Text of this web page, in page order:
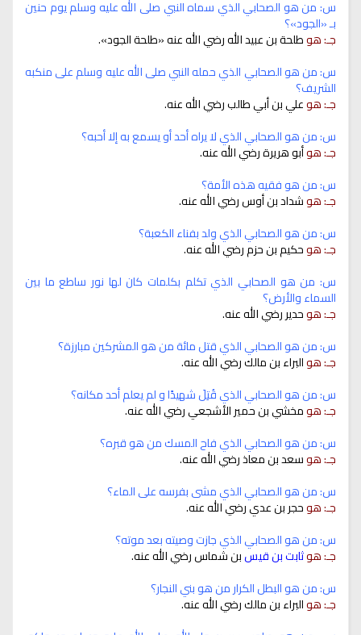
س: من هو الصحابي الذي سماه النبي صلى الله عليه وسلم يوم حنين
بـ «الجود»؟
جـ: هوطلحة بن عبيد الله رضي الله عنه «طلحة الجود».
س: من هو الصحابي الذي حمله النبي صلى الله عليه وسلم على منكبه
الشريف؟
جـ: هوعلي بن أبي طالب رضي الله عنه.
س: من هو الصحابي الذي لا يراه أحد أو يسمع به إلا أحبه؟
جـ: هوأبو هريرة رضي الله عنه.
س: من هو فقيه هذه الأمة؟
جـ: هوشداد بن أوس رضي الله عنه.
س: من هو الصحابي الذي ولد بفناء الكعبة؟
جـ: هوحكيم بن حزم رضي الله عنه.
س: من هو الصحابي الذي تكلم بكلمات كان لها نور ساطع ما بين
السماء والأرض؟
جـ: هوحدير رضي الله عنه.
س: من هو الصحابي الذي قتل مائة من هو المشركين مبارزة؟
جـ: هوالبراء بن مالك رضي الله عنه.
س: من هو الصحابي الذي قُتِلَ شهيدًا و لم يعلم أحد مكانه؟
جـ: هومخشي بن حمير الأشجعي رضي الله عنه.
س: من هو الصحابي الذي فاح المسك من هو قبره؟
جـ: هوسعد بن معاذ رضي الله عنه.
س: من هو الصحابي الذي مشى بفرسه على الماء؟
جـ: هوحجر بن عدي رضي الله عنه.
س: من هو الصحابي الذي جازت وصيته بعد موته؟
جـ: هوثابت بن قيسبن شماس رضي الله عنه.
س: من هو البطل الكرار من هو بني النجار؟
جـ: هوالبراء بن مالك رضي الله عنه.